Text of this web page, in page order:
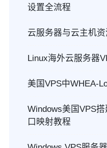
设置全流程
云服务器与云主机
Linux海外云服务器
美国VPS中WHEA-
Windows美国VPS
口映射教程